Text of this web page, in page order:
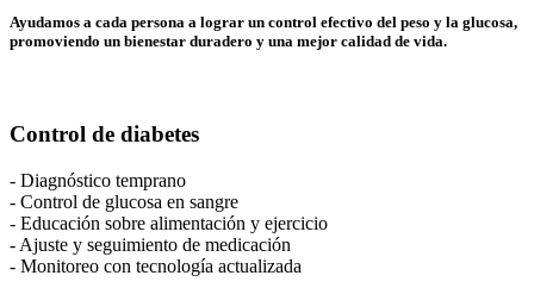
Ayudamos a cada persona a lograr un control efectivo del peso y la glucosa,
promoviendo un bienestar duradero y una mejor calidad de vida.
Control de diabetes
- Diagnóstico temprano
- Control de glucosa en sangre
- Educación sobre alimentación y ejercicio
- Ajuste y seguimiento de medicación
- Monitoreo con tecnología actualizada